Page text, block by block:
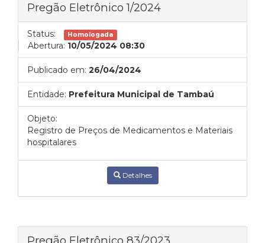
Pregão Eletrônico 1/2024
Status: Homologada
Abertura: 10/05/2024 08:30
Publicado em: 26/04/2024
Entidade: Prefeitura Municipal de Tambaú
Objeto:
Registro de Preços de Medicamentos e Materiais
hospitalares
Detalhes